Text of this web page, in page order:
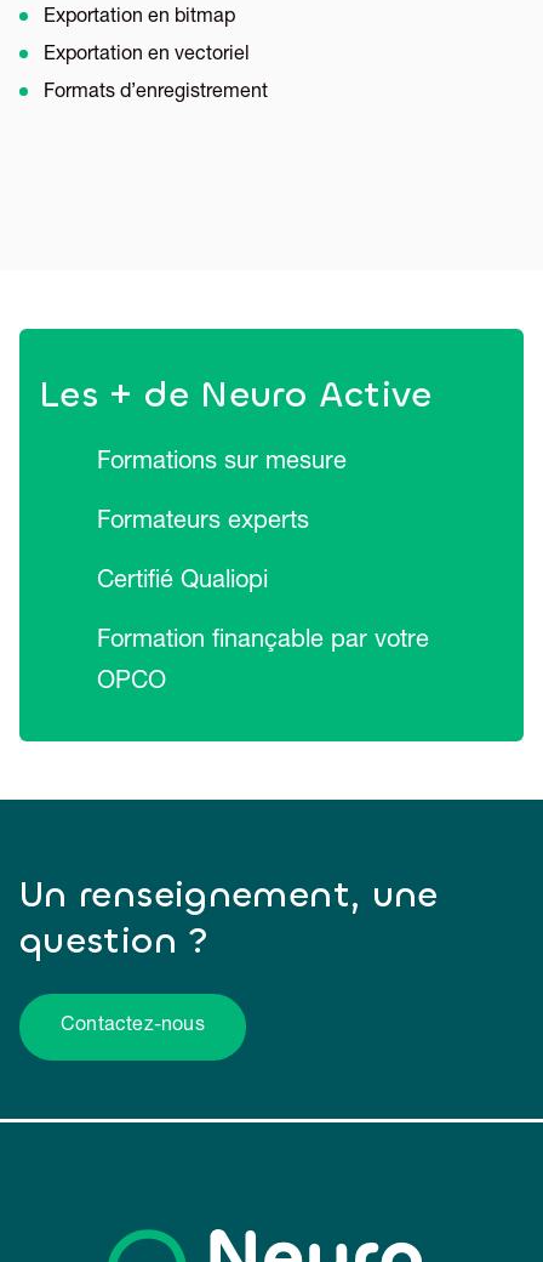
Exportation en bitmap
Exportation en vectoriel
Formats d’enregistrement
Les + de Neuro Active
Formations sur mesure
Formateurs experts
Certifié Qualiopi
Formation finançable par votre
OPCO
Un renseignement, une
question ?
Contactez-nous